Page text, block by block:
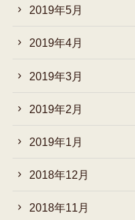
2019年5月
2019年4月
2019年3月
2019年2月
2019年1月
2018年12月
2018年11月